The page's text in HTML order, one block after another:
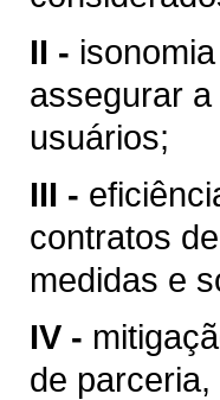
II -
assegurar
usuários;
III -
contratos
medidas e
IV -
de